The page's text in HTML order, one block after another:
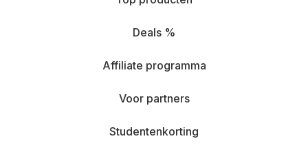
Deals %
Affiliate programma
Voor partners
Studentenkorting